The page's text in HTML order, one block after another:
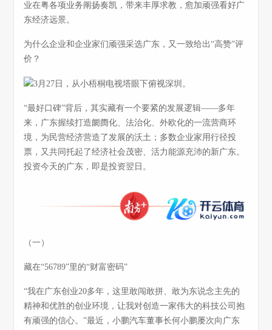
业在粤各项业务阐扬奏凯，带来丰厚求教，愈加顽强看好广
东经济远景。
为什么企业和企业家们顽强采选广东，又一致给出“高赞”评
价？
“最好口碑”背后，其实藏有一个要紧的发展逻辑——多年
来，广东握续打造阛阓化、法治化、外欧化的一流营商环
境，为民营经济营造了发展的沃土；多数企业家用行径投
票，又共同托起了经济社会茂密、活力能源充沛的新广东。
投资今天的广东，即是投资翌日。
（一）
藏在“56789”里的“财富密码”
“我在广东创业20多年，这里敢闯敢拼、敢为东说念主先的
精神和优胜的创业环境，让我对创造一家伟大的科技公司抱
有顽强的信心。”最近，小鹏汽车董事长何小鹏屡次向广东